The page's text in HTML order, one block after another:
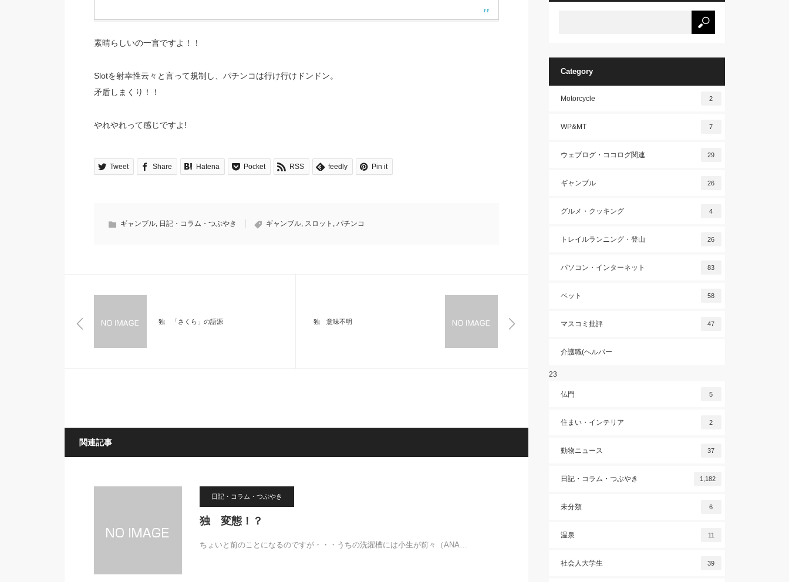
素晴らしいの一言ですよ！！
Slotを射幸性云々と言って規制し、パチンコは行け行けドンドン。
矛盾しまくり！！
やれやれって感じですよ!
Tweet Share Hatena Pocket RSS feedly Pin it
ギャンブル, 日記・コラム・つぶやき ギャンブル, スロット , パチンコ
独 「さくら」の語源 独 意味不明
関連記事
日記・コラム・つぶやき
独 変態！？
ちょいと前のことになるのですが・・・うちの洗濯槽には小生が前々（ANA…
Category
Motorcycle 2
WP&MT 7
ウェブログ・ココログ関連 29
ギャンブル 26
グルメ・クッキング 4
トレイルランニング・登山 26
パソコン・インターネット 83
ペット 58
マスコミ批評 47
介護職(ヘルパー
23
仏門 5
住まい・インテリア 2
動物ニュース 37
日記・コラム・つぶやき 1,182
未分類 6
温泉 11
社会人大学生 39